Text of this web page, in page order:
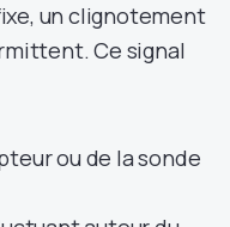
un clignotement
Ce signal
ou de la sonde